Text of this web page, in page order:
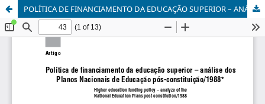
POLÍTICA DE FINANCIAMENTO DA EDUCAÇÃO SUPERIOR – ANÁLISE DOS PLANOS NACIONAIS DE EDUCAÇÃO PÓS-CONSTITUIÇÃO/1988